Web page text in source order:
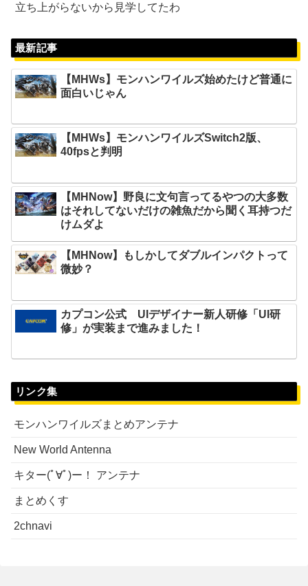
立ち上がらないから見学してたわ
最新記事
【MHWs】モンハンワイルズ始めたけど普通に
面白いじゃん
【MHWs】モンハンワイルズSwitch2版、
40fpsと判明
【MHNow】野良に文句言ってるやつの大多数
はそれしてないだけの雑魚だから聞く耳持つだ
けムダよ
【MHNow】もしかしてダブルインパクトって
微妙？
カプコン公式 UIデザイナー新人研修「UI研
修」が実装まで進みました！
リンク集
モンハンワイルズまとめアンテナ
New World Antenna
キター(ﾟ∀ﾟ)ー！ アンテナ
まとめくす
2chnavi